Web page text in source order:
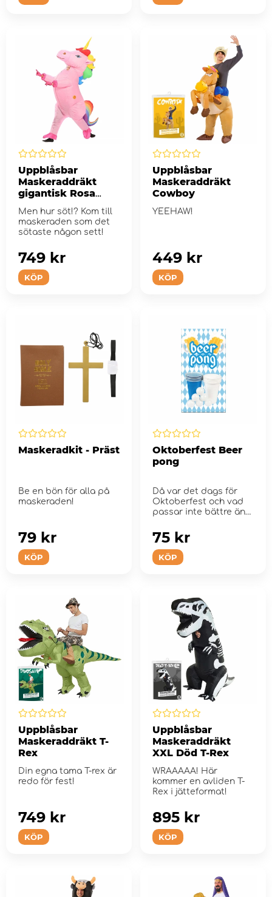
Uppblåsbar
Maskeraddräkt
gigantisk Rosa
Men hur söt!? Kom till
maskeraden som det
sötaste någon sett!
KÖP
749 kr
Uppblåsbar
Maskeraddräkt
Cowboy
YEEHAW!
KÖP
449 kr
Maskeradkit - Präst
Be en bön för alla på
maskeraden!
KÖP
79 kr
Oktoberfest Beer
pong
Då var det dags för
Oktoberfest och vad
passar inte bättre än
KÖP
75 kr
Uppblåsbar
Maskeraddräkt T-
Rex
Din egna tama T-rex är
redo för fest!
KÖP
749 kr
Uppblåsbar
Maskeraddräkt
XXL Död T-Rex
WRAAAAA! Här
kommer en avliden T-
Rex i jätteformat!
KÖP
895 kr